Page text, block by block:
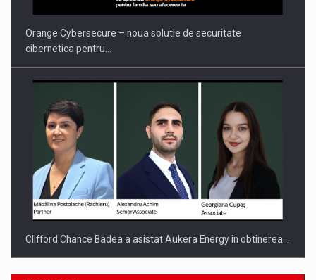
Orange Cybersecure – noua solutie de securitate
cibernetica pentru…
Clifford Chance Badea a asistat Aukera Energy in obtinerea…